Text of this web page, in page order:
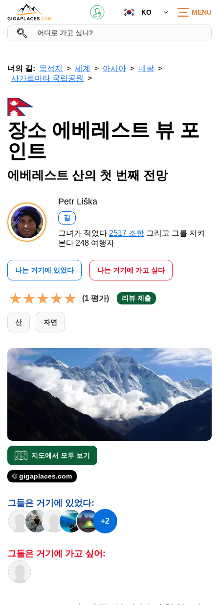
KO MENU
너의 길: 목적지 세계 아시아
네팔
사가르마타 국립공원
장소 에베레스트 뷰 포
인트
에베레스트 산의 첫 번째 전망
Petr Liška
길
그녀가 적었다 2517 조항 그리고 그를 지켜
본다 248 여행자
나는 거기에 있었다 나는 거기에 가고 싶다
(1 평가) 리뷰 제출
산 자연
지도에서 모두 보기
© gigaplaces.com
그들은 거기에 있었다:
+2
그들은 거기에 가고 싶어: